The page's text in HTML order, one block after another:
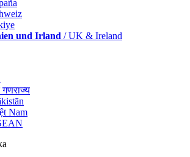
und Irland / UK & Ireland
गणराज्य
Nam